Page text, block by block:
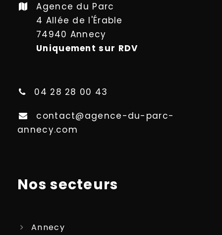
Agence du Parc
4 Allée de l'Érable
74940 Annecy
Uniquement sur RDV
04 28 28 00 43
contact@agence-du-parc-
annecy.com
Nos secteurs
Annecy